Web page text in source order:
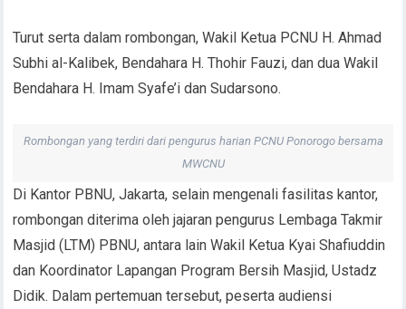
Turut serta dalam rombongan, Wakil Ketua PCNU H. Ahmad
Subhi al-Kalibek, Bendahara H. Thohir Fauzi, dan dua Wakil
Bendahara H. Imam Syafe’i dan Sudarsono.
Rombongan yang terdiri dari pengurus harian PCNU Ponorogo bersama
MWCNU
Di Kantor PBNU, Jakarta, selain mengenali fasilitas kantor,
rombongan diterima oleh jajaran pengurus Lembaga Takmir
Masjid (LTM) PBNU, antara lain Wakil Ketua Kyai Shafiuddin
dan Koordinator Lapangan Program Bersih Masjid, Ustadz
Didik. Dalam pertemuan tersebut, peserta audiensi